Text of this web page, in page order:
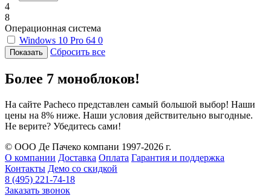
4
8
Операционная система
Windows 10 Pro 64 0
Сбросить все
Более 7 моноблоков!
На сайте Pacheco представлен самый большой выбор! Наши
цены на 8% ниже. Наши условия действительно выгодные.
Не верите? Убедитесь сами!
© ООО Де Пачеко компани 1997-2026 г.
О компании Доставка Оплата Гарантия и поддержка
Контакты Демо со скидкой
8 (495) 221-74-18
Заказать звонок